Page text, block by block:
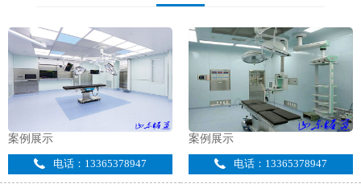
案例展示
电话：13365378947
案例展示
电话：13365378947